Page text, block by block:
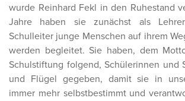
wurde Reinhard Fekl in den Ruhestand
Jahre haben sie zunächst als
Schulleiter junge Menschen auf ihrem
werden begleitet. Sie haben, dem
Schulstiftung folgend, Schülerinnen und
und Flügel gegeben, damit sie in
immer mehr selbstbestimmt und